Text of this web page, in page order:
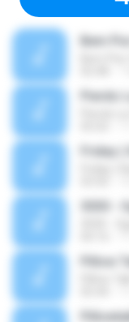
Bem
Pierdo
3030 -
Pillow